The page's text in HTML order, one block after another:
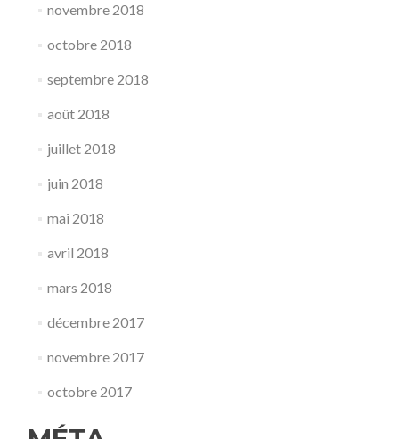
novembre 2018
octobre 2018
septembre 2018
août 2018
juillet 2018
juin 2018
mai 2018
avril 2018
mars 2018
décembre 2017
novembre 2017
octobre 2017